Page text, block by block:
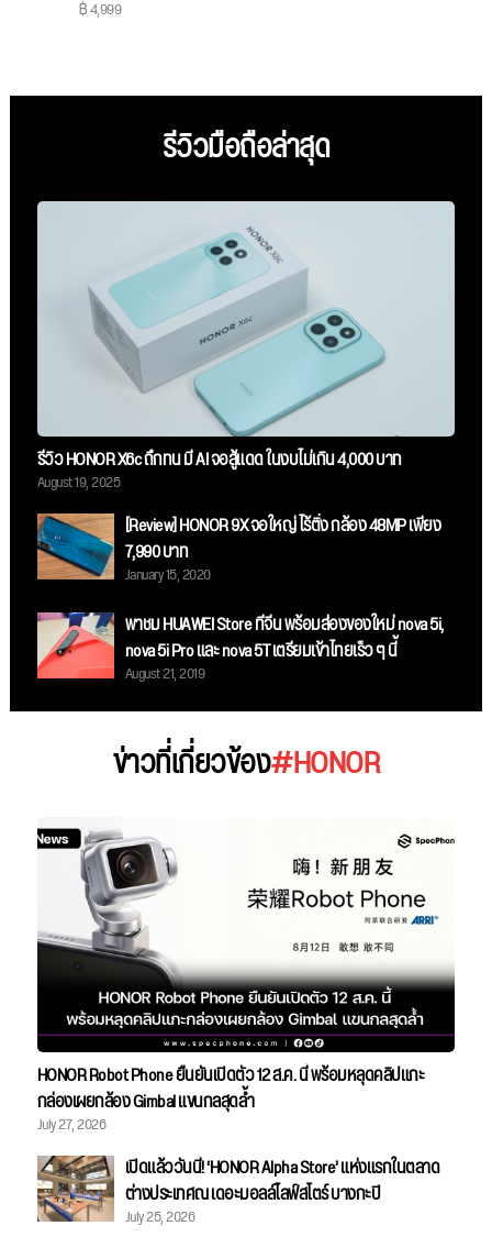
฿ 4,999
รีวิวมือถือล่าสุด
รีวิว HONOR X6c ถึกทน มี AI จอสู้แดด ในงบไม่เกิน 4,000 บาท
August 19, 2025
[Review] HONOR 9X จอใหญ่ ไร้ติ่ง กล้อง 48MP เพียง
7,990 บาท
January 15, 2020
พาชม HUAWEI Store ที่จีน พร้อมส่องของใหม่ nova 5i,
nova 5i Pro และ nova 5T เตรียมเข้าไทยเร็ว ๆ นี้
August 21, 2019
ข่าวที่เกี่ยวข้อง#HONOR
HONOR Robot Phone ยืนยันเปิดตัว 12 ส.ค. นี้ พร้อมหลุดคลิปแกะ
กล่องเผยกล้อง Gimbal แขนกลสุดล้ำ
July 27, 2026
เปิดแล้ววันนี้! ‘HONOR Alpha Store’ แห่งแรกในตลาด
ต่างประเทศณ เดอะมอลล์ไลฟ์สโตร์ บางกะปิ
July 25, 2026